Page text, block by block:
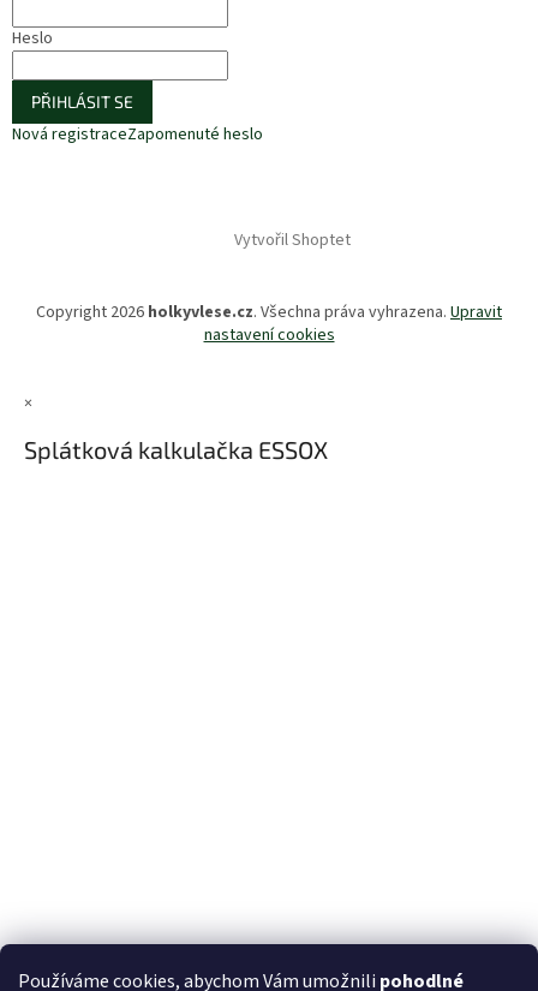
Používáme cookies, abychom Vám umožnili pohodlné
Heslo
PŘIHLÁSIT SE
Nová registraceZapomenuté heslo
Vytvořil Shoptet
Copyright 2026 holkyvlese.cz. Všechna práva vyhrazena. Upravit
nastavení cookies
×
Splátková kalkulačka ESSOX